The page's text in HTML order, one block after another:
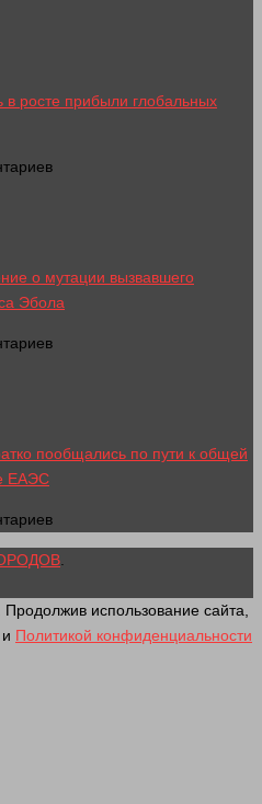
в росте прибыли глобальных
о мутации вызвавшего
Эбола
пообщались по пути к общей
ЕАЭС
использование сайта,
и Политикой конфиденциальности